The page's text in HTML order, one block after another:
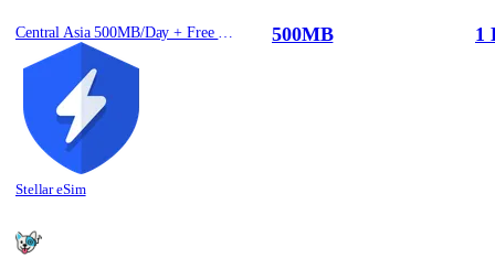
Stellar eSim
500MB 1